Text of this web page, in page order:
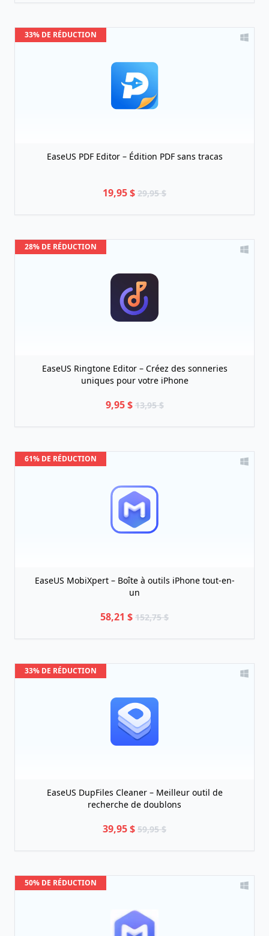
33% DE RÉDUCTION
EaseUS PDF Editor – Édition PDF sans tracas
19,95 $ 29,95 $
28% DE RÉDUCTION
EaseUS Ringtone Editor – Créez des sonneries
uniques pour votre iPhone
9,95 $ 13,95 $
61% DE RÉDUCTION
EaseUS MobiXpert – Boîte à outils iPhone tout-en-
un
58,21 $ 152,75 $
33% DE RÉDUCTION
EaseUS DupFiles Cleaner – Meilleur outil de
recherche de doublons
39,95 $ 59,95 $
50% DE RÉDUCTION